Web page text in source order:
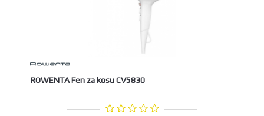
ROWENTA Fen za kosu CV5830